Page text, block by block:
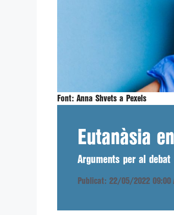
Font: Anna Shvets a Pexels
Eutanàsia
Arguments per al debat
Publicat: 22/05/2022 09:00